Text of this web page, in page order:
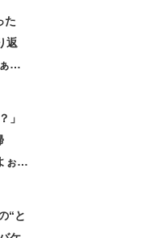
た
返
ぁ
」
ぉぉ
“と